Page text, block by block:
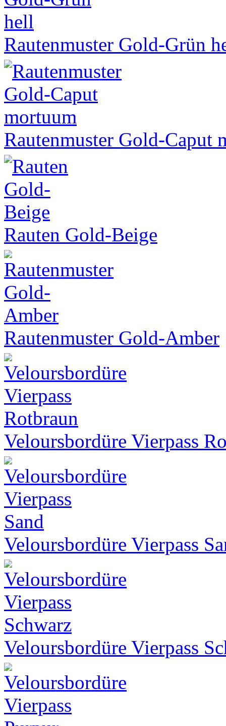
Rautenmuster Gold-Grün
Rautenmuster Gold-Caput
Rauten Gold-Beige
Rautenmuster Gold-Amber
Veloursbordüre Vierpass
Veloursbordüre Vierpass
Veloursbordüre Vierpass